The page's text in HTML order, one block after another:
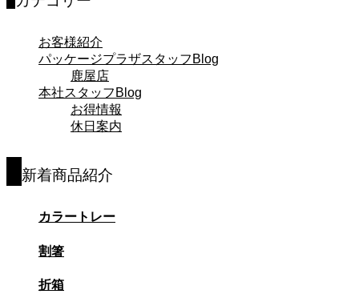
お客様紹介
パッケージプラザスタッフBlog
鹿屋店
本社スタッフBlog
お得情報
休日案内
新着商品紹介
カラートレー
割箸
折箱